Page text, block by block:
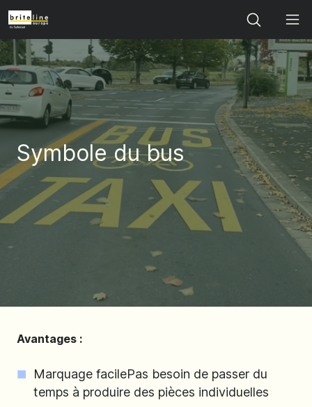
Search
Symbole du bus
Avantages :
Marquage facilePas besoin de passer du
temps à produire des pièces individuelles